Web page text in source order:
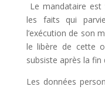
Le mandataire
les faits qui
l’exécution de son
le libère de cette
subsiste après la fin
Les données